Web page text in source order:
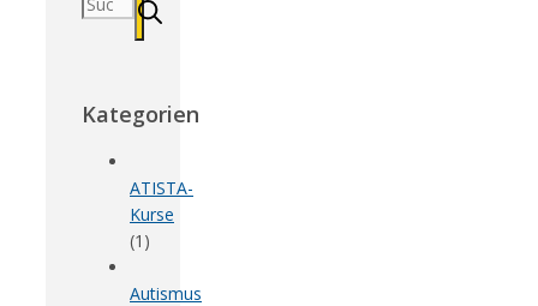
nach:
Kategorien
ATISTA-
Kurse
(1)
Autismus